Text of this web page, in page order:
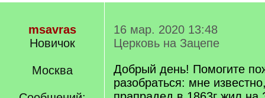
msavras
Новичок
Москва
16 мар. 2020 13:48
Церковь на Зацепе
Добрый день! Помогите
разобраться: мне